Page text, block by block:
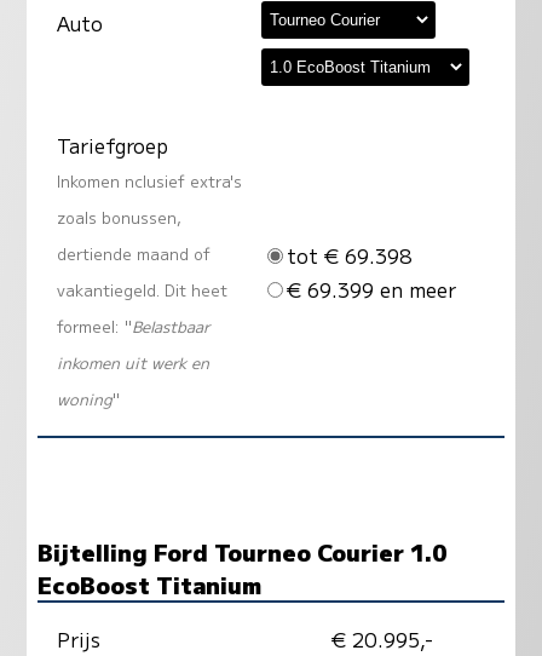
Auto
Tariefgroep
Inkomen nclusief extra's
zoals bonussen,
dertiende maand of
vakantiegeld. Dit heet
formeel: "Belastbaar
inkomen uit werk en
woning"
tot € 69.398
€ 69.399 en meer
Bijtelling Ford Tourneo Courier 1.0
EcoBoost Titanium
Prijs
€ 20.995,-